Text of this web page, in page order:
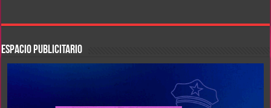
ESPACIO PUBLICITARIO